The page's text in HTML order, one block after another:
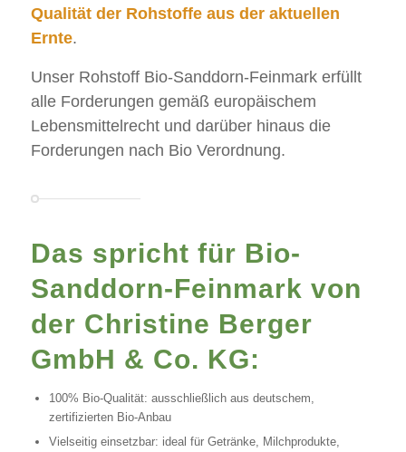
Qualität der Rohstoffe aus der aktuellen
Ernte.
Unser Rohstoff Bio-Sanddorn-Feinmark erfüllt
alle Forderungen gemäß europäischem
Lebensmittelrecht und darüber hinaus die
Forderungen nach Bio Verordnung.
Das spricht für Bio-
Sanddorn-Feinmark von
der Christine Berger
GmbH & Co. KG:
100% Bio-Qualität: ausschließlich aus deutschem,
zertifizierten Bio-Anbau
Vielseitig einsetzbar: ideal für Getränke, Milchprodukte,